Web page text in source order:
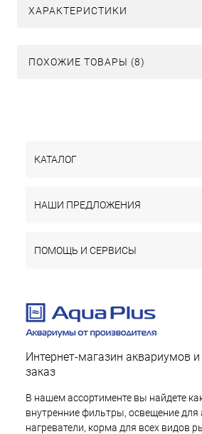
ХАРАКТЕРИСТИКИ
ПОХОЖИЕ ТОВАРЫ (8)
КАТАЛОГ
НАШИ ПРЕДЛОЖЕНИЯ
ПОМОЩЬ И СЕРВИСЫ
Интернет-магазин аквариумов и
заказ
В нашем ассортименте вы найдете
внутренние фильтры, освещение для
нагреватели, корма для всех видов